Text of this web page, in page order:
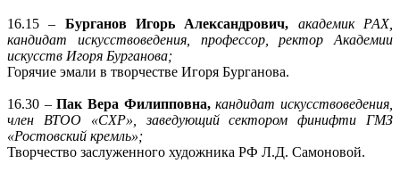
16.15 – Бурганов Игорь Александрович, академик РАХ,
кандидат искусствоведения, профессор, ректор Академии
искусств Игоря Бурганова;
Горячие эмали в творчестве Игоря Бурганова.
16.30 –Пак Вера Филипповна, кандидат искусствоведения,
член ВТОО «СХР», заведующий сектором финифти ГМЗ
«Ростовский кремль»;
Творчество заслуженного художника РФ Л.Д. Самоновой.